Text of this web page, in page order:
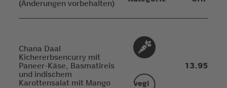
(Änderungen vorbehalten)
Chana Daal
Kichererbsencurry mit
Paneer-Käse, Basmatireis
und indischem
Karottensalat mit Mango
13.95